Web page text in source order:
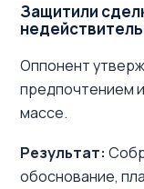
Защитили
Оппонент
предпочтением
массе.
Результат:
обоснование,